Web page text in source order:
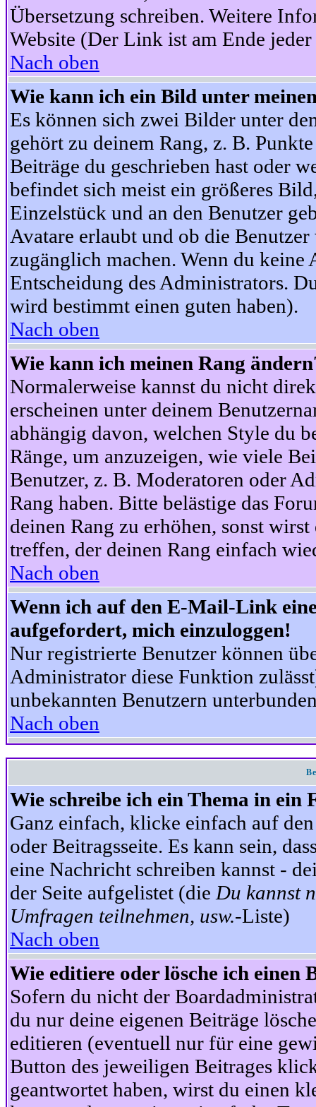
Übersetzung schreiben. Weitere
Website (Der Link ist am Ende jeder
Nach oben
Wie kann ich ein Bild unter
Es können sich zwei Bilder unter
gehört zu deinem Rang, z. B.
Beiträge du geschrieben hast oder
befindet sich meist ein größeres
Einzelstück und an den Benutzer
Avatare erlaubt und ob die
zugänglich machen. Wenn du keine
Entscheidung des Administrators.
wird bestimmt einen guten haben).
Nach oben
Wie kann ich meinen Rang
Normalerweise kannst du nicht
erscheinen unter deinem
abhängig davon, welchen Style du
Ränge, um anzuzeigen, wie viele
Benutzer, z. B. Moderatoren oder
Rang haben. Bitte belästige das
deinen Rang zu erhöhen, sonst
treffen, der deinen Rang einfach
Nach oben
Wenn ich auf den E-Mail-Link
aufgefordert, mich einzuloggen!
Nur registrierte Benutzer können
Administrator diese Funktion
unbekannten Benutzern
Nach oben
Wie schreibe ich ein Thema in ein
Ganz einfach, klicke einfach auf
oder Beitragsseite. Es kann sein,
eine Nachricht schreiben kannst -
der Seite aufgelistet (die Du kannst
Umfragen teilnehmen, usw.-Liste)
Nach oben
Wie editiere oder lösche ich einen
Sofern du nicht der
du nur deine eigenen Beiträge
editieren (eventuell nur für eine
Button des jeweiligen Beitrages
geantwortet haben, wirst du einen